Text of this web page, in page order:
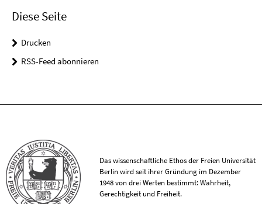
Diese Seite
Drucken
RSS-Feed abonnieren
Das wissenschaftliche Ethos der Freien Universität
Berlin wird seit ihrer Gründung im Dezember
1948 von drei Werten bestimmt: Wahrheit,
Gerechtigkeit und Freiheit.